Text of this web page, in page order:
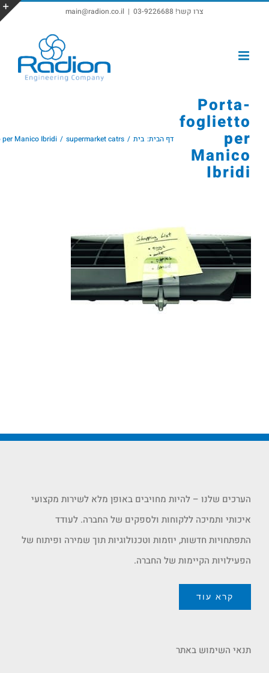
צרו קשר! 03-9226688 |
main@radion.co.il
Porta-
foglietto
per
Manico
Ibridi
דף הבית: בית supermarket catrs
Manico Ibridi
הערכים שלנו – להיות מחויבים באופן מלא לשירות מקצועי
איכותי ותמיכה ללקוחות ולספקים של החברה. לעודד
התפתחויות חדשות, יוזמות וטכנולוגיות תוך שמירה ופיתוח של
הפעילויות הקיימות של החברה.
קרא עוד
תנאי השימוש באתר